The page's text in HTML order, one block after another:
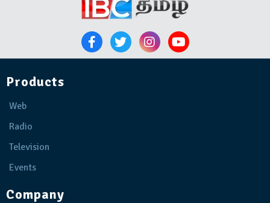
Products
Web
Radio
Television
Events
Company